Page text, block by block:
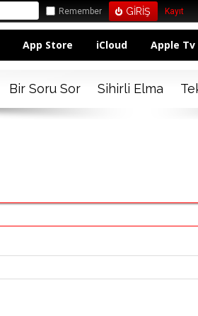
Remember Kayıt
App Store iCloud Apple Tv
Bir Soru Sor Sihirli Elma